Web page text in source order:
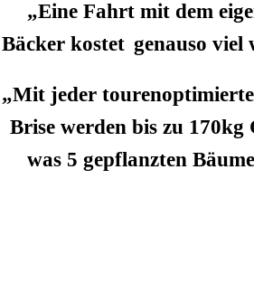
„Eine Fahrt mit dem
Bäcker kostet genauso viel
„Mit jeder
Brise werden bis zu 170kg
was 5 gepflanzten